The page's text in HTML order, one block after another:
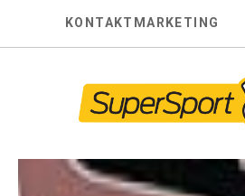
KONTAKT MARKETING